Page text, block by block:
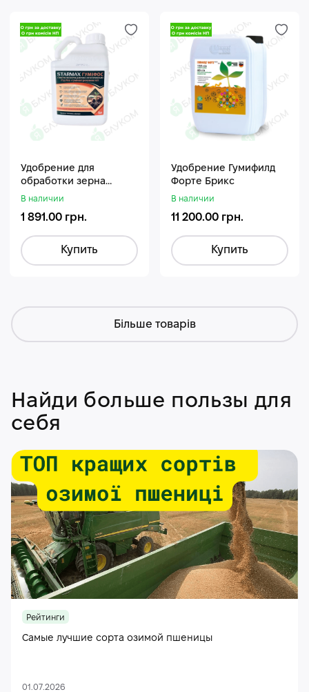
Удобрение для
обработки зерна
Стармакс Гумифос
В наличии
1 891.00 грн.
Купить
Удобрение Гумифилд
Форте Брикс
В наличии
11 200.00 грн.
Купить
Більше товарів
Найди больше пользы для
себя
Рейтинги
Самые лучшие сорта озимой пшеницы
01.07.2026